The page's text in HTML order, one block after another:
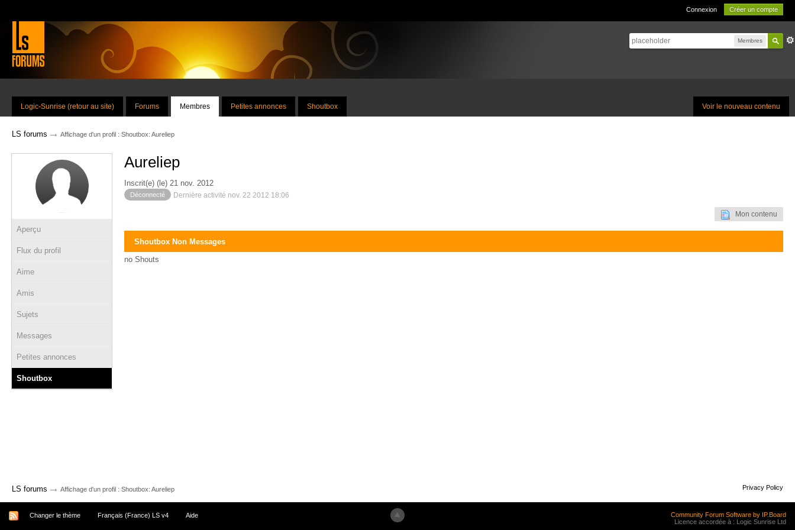
Connexion Créer un compte
Membres
Voir le nouveau contenu
Logic-Sunrise (retour au site) Forums Membres Petites annonces Shoutbox
LS forums → Affichage d'un profil : Shoutbox: Aureliep
Aperçu
Flux du profil
Aime
Amis
Sujets
Messages
Petites annonces
Shoutbox
Aureliep
Inscrit(e) (le) 21 nov. 2012
Déconnecté Dernière activité nov. 22 2012 18:06
Mon contenu
Shoutbox Non Messages
no Shouts
LS forums → Affichage d'un profil : Shoutbox: Aureliep Privacy Policy
Changer le thème Français (France) LS v4 Aide
Community Forum Software by IP.Board
Licence accordée à : Logic Sunrise Ltd